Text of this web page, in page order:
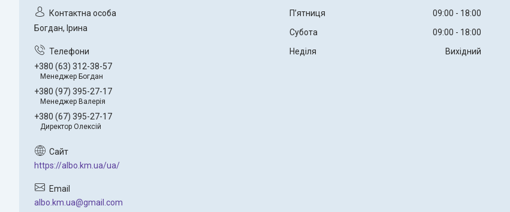
Богдан, Ірина
+380 (63) 312-38-57
Менеджер Богдан
+380 (97) 395-27-17
Менеджер Валерія
+380 (67) 395-27-17
Директор Олексій
https://albo.km.ua/ua/
albo.km.ua@gmail.com
Пʼятниця
09:00
18:00
Субота
09:00
18:00
Неділя
Вихідний